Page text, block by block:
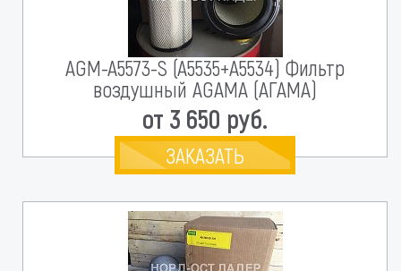
AGM-A5573-S (A5535+A5534) Фильтр
воздушный AGAMA (АГАМА)
от 3 650 руб.
ЗАКАЗАТЬ